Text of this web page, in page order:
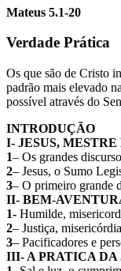
Mateus 5.1-20
Verdade Prática
Os que são de Cristo
padrão mais elevado
possível através do
INTRODUÇÃO
I- JESUS,
1– Os grandes
2– Jesus, o Sumo
3– O primeiro grande
II- BEM-
1- Humilde,
2– Justiça,
3– Pacificadores e
III- A PRATICA DA